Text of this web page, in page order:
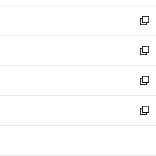
開
く
ウ
で
開
く
ン
ド
ウ
で
開
く
ウ
ィ
ン
ド
ウ
で
開
く
し
い
ウ
ィ
ン
ド
ウ
で
開
新
し
い
ウ
ィ
ン
ド
ウ
新
し
い
ウ
ィ
ン
新
し
い
ウ
新
し